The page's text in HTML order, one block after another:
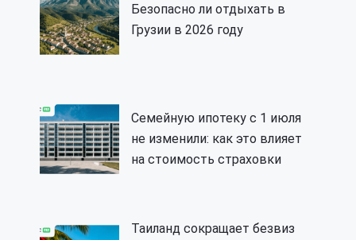
Безопасно ли отдыхать в
Грузии в 2026 году
Семейную ипотеку с 1 июля
не изменили: как это влияет
на стоимость страховки
Таиланд сокращает безвиз